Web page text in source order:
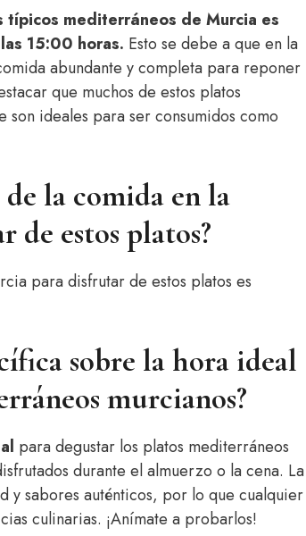
mediterráneos de Murcia es
15:00 horas. Esto se debe a que en la
abundante y completa para reponer
que muchos de estos platos
ideales para ser consumidos como
la comida en la
estos platos?
para disfrutar de estos platos es
sobre la hora ideal
murcianos?
para degustar los platos mediterráneos
durante el almuerzo o la cena. La
y sabores auténticos, por lo que cualquier
culinarias. ¡Anímate a probarlos!